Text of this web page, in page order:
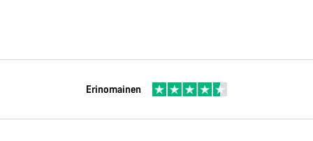
Erinomainen